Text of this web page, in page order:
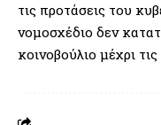
τις προτάσεις του
νομοσχέδιο δεν
κοινοβούλιο μέχρι